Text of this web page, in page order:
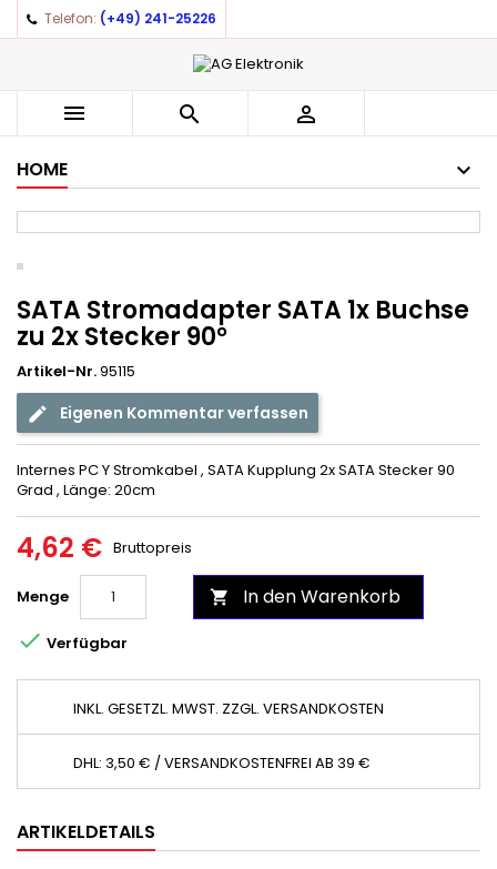
Telefon: (+49) 241-25226
  
HOME
SATA Stromadapter SATA 1x Buchse
zu 2x Stecker 90°
Artikel-Nr.95115
Eigenen Kommentar verfassen
Internes PC Y Stromkabel , SATA Kupplung 2x SATA Stecker 90
Grad , Länge: 20cm
4,62 € Bruttopreis
Menge  In den Warenkorb
 Verfügbar
INKL. GESETZL. MWST. ZZGL. VERSANDKOSTEN
DHL: 3,50 € / VERSANDKOSTENFREI AB 39 €
ARTIKELDETAILS
Auf meine Wunschliste ×
add_circle_outlineCreate new list
((title)) ×
((label))
((cancelText)) ((createText))
Anmelden ×
You need to be logged in to save products in your
wishlist.
((cancelText)) ((loginText))